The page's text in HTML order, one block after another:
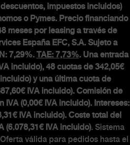
impuestos incluidos)
o Pymes. Precio financiando
meses por leasing a través de
España EFC, S.A. Sujeto a
7,29%. TAE: 7,73%. Una entrada
incluido), 48 cuotas de 342,05€
y una última cuota de
IVA incluido). Comisión de
IVA (0,00€ IVA incluido). Intereses:
IVA incluido). Coste total del
(6.078,31€ IVA incluido). Sistema
válida para pedidos hasta el